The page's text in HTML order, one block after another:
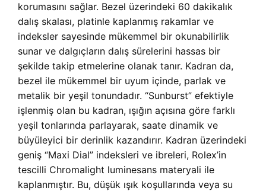
korumasını sağlar. Bezel üzerindeki 60 dakikalık
dalış skalası, platinle kaplanmış rakamlar ve
indeksler sayesinde mükemmel bir okunabilirlik
sunar ve dalgıçların dalış sürelerini hassas bir
şekilde takip etmelerine olanak tanır. Kadran da,
bezel ile mükemmel bir uyum içinde, parlak ve
metalik bir yeşil tonundadır. “Sunburst” efektiyle
işlenmiş olan bu kadran, ışığın açısına göre farklı
yeşil tonlarında parlayarak, saate dinamik ve
büyüleyici bir derinlik kazandırır. Kadran üzerindeki
geniş “Maxi Dial” indeksleri ve ibreleri, Rolex’in
tescilli Chromalight luminesans materyali ile
kaplanmıştır. Bu, düşük ışık koşullarında veya su